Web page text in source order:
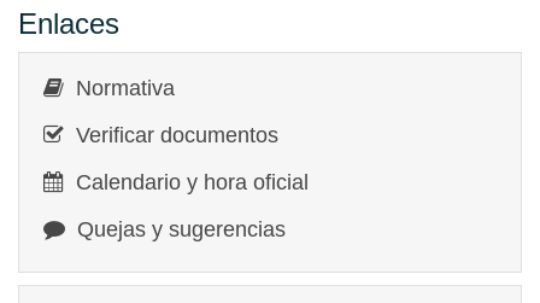
Enlaces
Normativa
Verificar documentos
Calendario y hora oficial
Quejas y sugerencias